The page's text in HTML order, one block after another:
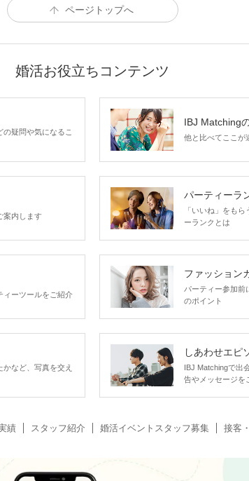
ページトップへ
婚活お役立ちコンテンツ
疑問や気になるこ
IBJ Matching
他と比べてここが
案内します
パーティーラ
「いいね」をも
ーランクとは
ィーツールをご紹介
ファッション
パーティー参加前
のポイント
など、写真を交え
しあわせエピ
IBJ Matchingで出
告やメッセージを
績 スタッフ紹介 婚活イベントスタッフ募集 接客